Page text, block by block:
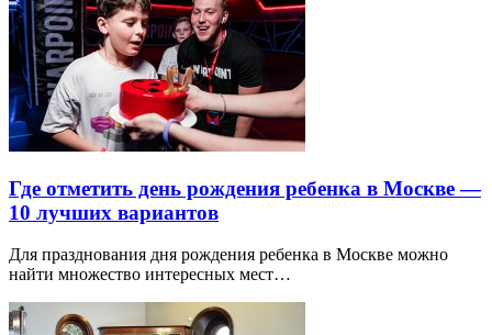
Где отметить день рождения ребенка в Москве —
10 лучших вариантов
Для празднования дня рождения ребенка в Москве можно
найти множество интересных мест…